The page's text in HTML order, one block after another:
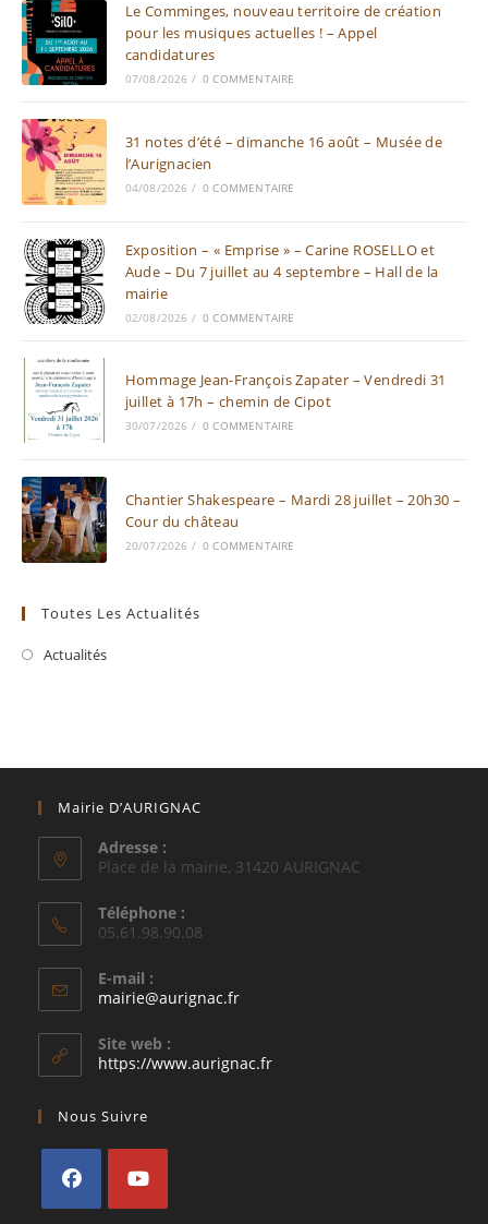
Le Comminges, nouveau territoire de création
pour les musiques actuelles ! – Appel
candidatures
07/08/2026 / 0 COMMENTAIRE
31 notes d’été – dimanche 16 août – Musée de
l’Aurignacien
04/08/2026 / 0 COMMENTAIRE
Exposition – « Emprise » – Carine ROSELLO et
Aude – Du 7 juillet au 4 septembre – Hall de la
mairie
02/08/2026 / 0 COMMENTAIRE
Hommage Jean-François Zapater – Vendredi 31
juillet à 17h – chemin de Cipot
30/07/2026 / 0 COMMENTAIRE
Chantier Shakespeare – Mardi 28 juillet – 20h30 –
Cour du château
20/07/2026 / 0 COMMENTAIRE
Toutes Les Actualités
Actualités
Mairie D’AURIGNAC
Adresse :
Place de la mairie, 31420 AURIGNAC
Téléphone :
05.61.98.90.08
E-mail :
mairie@aurignac.frS’ouvre
application
Site web :
https://www.aurignac.fr
Nous Suivre